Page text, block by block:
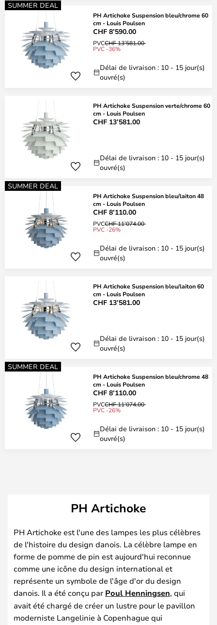
SUMMER DEAL
PH Artichoke Suspension bleu/chrome 60
cm - Louis Poulsen
CHF 8’590.00
PVCCHF 13’581.00
PVC -36%
Délai de livraison : 10 - 15 jour(s)
ouvré(s)
PH Artichoke Suspension verte/chrome 60
cm - Louis Poulsen
CHF 13’581.00
Délai de livraison : 10 - 15 jour(s)
ouvré(s)
SUMMER DEAL
PH Artichoke Suspension bleu/laiton 48
cm - Louis Poulsen
CHF 8’110.00
PVCCHF 11’074.00
PVC -26%
Délai de livraison : 10 - 15 jour(s)
ouvré(s)
PH Artichoke Suspension bleu/laiton 60
cm - Louis Poulsen
CHF 13’581.00
Délai de livraison : 10 - 15 jour(s)
ouvré(s)
SUMMER DEAL
PH Artichoke Suspension bleu/chrome 48
cm - Louis Poulsen
CHF 8’110.00
PVCCHF 11’074.00
PVC -26%
Délai de livraison : 10 - 15 jour(s)
ouvré(s)
PH Artichoke
PH Artichoke est l'une des lampes les plus célèbres
de l'histoire du design danois. La célèbre lampe en
forme de pomme de pin est aujourd'hui reconnue
comme une icône du design international et
représente un symbole de l'âge d'or du design
danois. Il a été conçu par Poul Henningsen, qui
avait été chargé de créer un lustre pour le pavillon
moderniste Langelinie à Copenhague qui